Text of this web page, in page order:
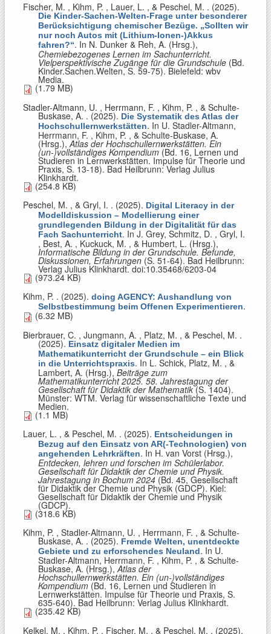
Fischer, M. , Kihm, P. , Lauer, L. , & Peschel, M. . (2025).
Die Kinder-Sachen-Welten-Frage unter besonderer
Berücksichtigung chemischer Bezüge. „Sollten wir
nur noch Autos mit (Lithium-Ionen-)Akkus
fahren?“. In N. Dunker & Reh, A. (Hrsg.),
Chemiebezogenes Lernen im Sachunterricht.
Vielperspektivische Zugänge für die Grundschule (Bd.
Kinder.Sachen.Welten, S. 59-75). Bielefeld: wbv
Media.
(1.79 MB)
Stadler-Altmann, U. , Herrmann, F. , Kihm, P. , & Schulte-
Buskase, A.. (2025). Die Systematik des Atlas der
Hochschullernwerkstätten. In U. Stadler-Altmann,
Herrmann, F. , Kihm, P. , & Schulte-Buskase, A.
(Hrsg.), Atlas der Hochschullernwerkstätten. Ein
(un-)vollständiges Kompendium (Bd. 16, Lernen und
Studieren in Lernwerkstätten. Impulse für Theorie und
Praxis, S. 13-18). Bad Heilbrunn: Verlag Julius
Klinkhardt.
(254.8 KB)
Peschel, M. , & Gryl, I. . (2025). Digital Literacy in der
Modelldiskussion – Modellierung einer
grundlegenden Bildung in der Digitalität für das
Fach Sachunterricht. InJ. Grey, Schmitz, D. , Gryl, I.
, Best, A. , Kuckuck, M. , & Humbert, L. (Hrsg.),
Informatische Bildung in der Grundschule. Befunde,
Diskussionen, Erfahrungen (S. 51-64). Bad Heilbrunn:
Verlag Julius Klinkhardt. doi:10.35468/6203-04
(973.24 KB)
Kihm, P. . (2025). doing AGENCY: Aushandlung von
Selbstbestimmung beim Offenen Experimentieren.
(6.32 MB)
Bierbrauer, C. , Jungmann, A. , Platz, M. , & Peschel, M. .
(2025). Einsatz digitaler Medien im
Mathematikunterricht der Grundschule – ein Blick
in die Unterrichtspraxis. In L. Schick, Platz, M. , &
Lambert, A. (Hrsg.), Beiträge zum
Mathematikunterricht 2025. 58. Jahrestagung der
Gesellschaft für Didaktik der Mathematik(S. 1404).
Münster: WTM. Verlag für wissenschaftliche Texte und
Medien.
(1.1 MB)
Lauer, L. , & Peschel, M. . (2025). Entscheidungen in
Bezug auf den Einsatz von AR(-Technologien) von
angehenden Lehrkräften. In H. van Vorst (Hrsg.),
Entdecken, lehren und forschen im Schülerlabor.
Gesellschaft für Didaktik der Chemie und Physik.
Jahrestagung in Bochum 2024 (Bd. 45, Gesellschaft
für Didaktik der Chemie und Physik (GDCP). Kiel:
Gesellschaft für Didaktik der Chemie und Physik
(GDCP).
(318.6 KB)
Kihm, P. , Stadler-Altmann, U. , Herrmann, F. , & Schulte-
Buskase, A. . (2025). Fremde Welten, unentdeckte
Gebiete und zu erforschendes Neuland. In U.
Stadler-Altmann, Herrmann, F. , Kihm, P. , & Schulte-
Buskase, A. (Hrsg.),Atlas der
Hochschullernwerkstätten. Ein (un-)vollständiges
Kompendium (Bd. 16, Lernen und Studieren in
Lernwerkstätten. Impulse für Theorie und Praxis, S.
635-640). Bad Heilbrunn: Verlag Julius Klinkhardt.
(235.42 KB)
Kelkel, M. , Kihm, P. , Fischer, M. , & Peschel, M. . (2025).